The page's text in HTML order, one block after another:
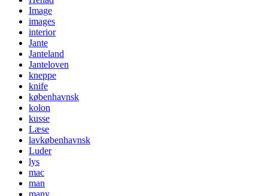
Image
images
interior
Jante
Janteland
Janteloven
kneppe
knife
københavnsk
kolon
kusse
Læse
lavkøbenhavnsk
Luder
lys
mac
man